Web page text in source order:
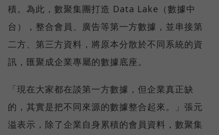
積。為此，數聚集團打造 Data Lake（數據中
台），整合會員、廣告等第一方數據，並串接第
二方、第三方資料，將原本分散於不同系統的資
訊，匯聚成企業專屬的數據底座。
「現在大家都在談第一方數據，但企業真正缺
的，其實是把不同來源的數據整合起來。」張元
溢表示，除了企業自身累積的會員資料，數聚集